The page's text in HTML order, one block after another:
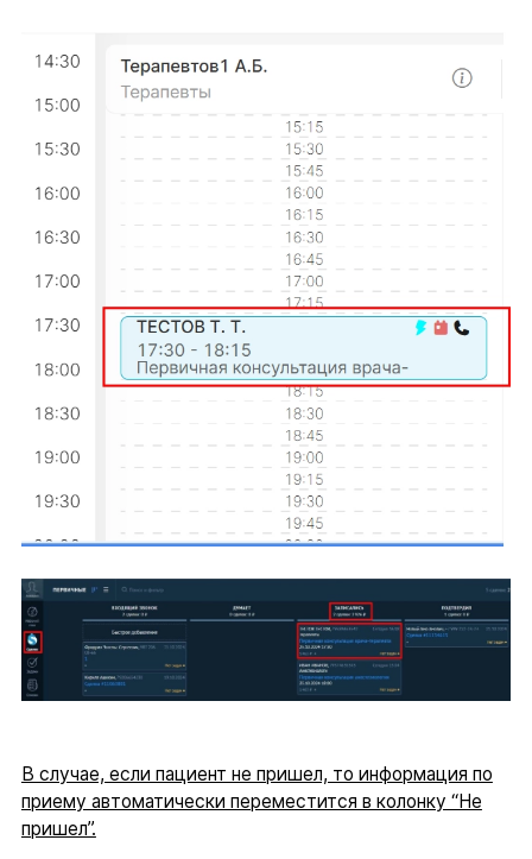
В случае, если пациент не пришел, то информация по
приему автоматически переместится в колонку “Не
пришел”.